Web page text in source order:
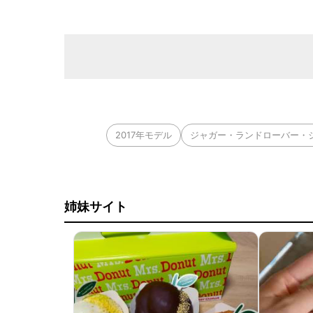
2017年モデル ジャガー・ランドローバー・
姉妹サイト